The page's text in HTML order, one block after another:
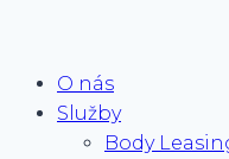
O nás
Služby
Body